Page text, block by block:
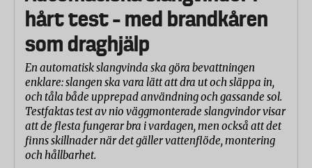
hårt test – med brandkåren
som draghjälp
En automatisk slangvinda ska göra bevattningen
enklare: slangen ska vara lätt att dra ut och släppa in,
och tåla både upprepad användning och gassande sol.
Testfaktas test av nio väggmonterade slangvindor visar
att de flesta fungerar bra i vardagen, men också att det
finns skillnader när det gäller vattenflöde, montering
och hållbarhet.